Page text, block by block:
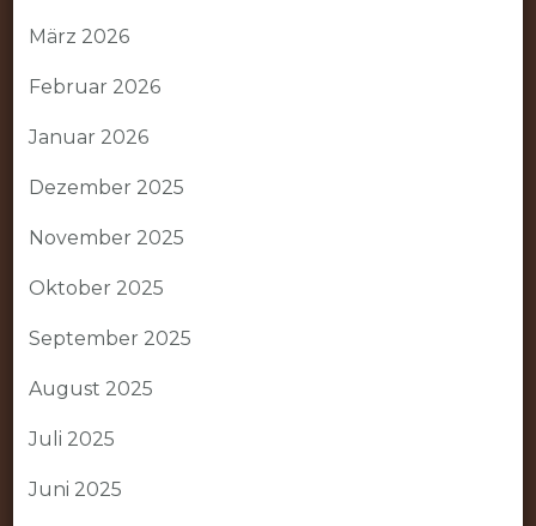
März 2026
Februar 2026
Januar 2026
Dezember 2025
November 2025
Oktober 2025
September 2025
August 2025
Juli 2025
Juni 2025